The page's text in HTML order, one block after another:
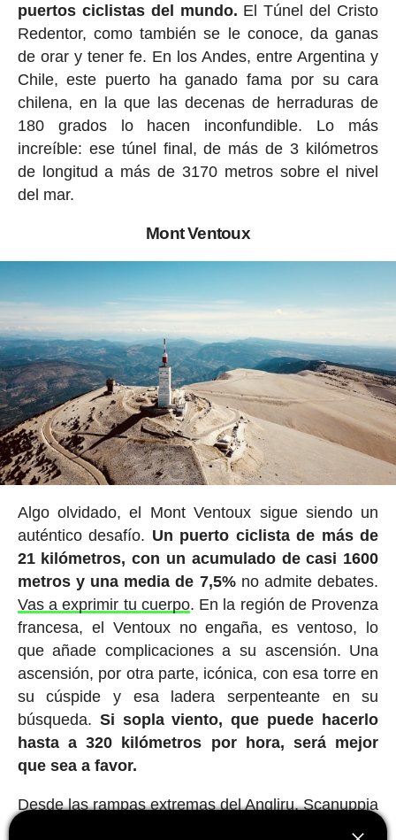
puertos ciclistas del mundo. El Túnel del Cristo
Redentor, como también se le conoce, da ganas
de orar y tener fe. En los Andes, entre Argentina y
Chile, este puerto ha ganado fama por su cara
chilena, en la que las decenas de herraduras de
180 grados lo hacen inconfundible. Lo más
increíble: ese túnel final, de más de 3 kilómetros
de longitud a más de 3170 metros sobre el nivel
del mar.
Mont Ventoux
Algo olvidado, el Mont Ventoux sigue siendo un
auténtico desafío. Un puerto ciclista de más de
21 kilómetros, con un acumulado de casi 1600
metros y una media de 7,5%no admite debates.
Vas a exprimir tu cuerpo. En la región de Provenza
francesa, el Ventoux no engaña, es ventoso, lo
que añade complicaciones a su ascensión. Una
ascensión, por otra parte, icónica, con esa torre en
su cúspide y esa ladera serpenteante en su
búsqueda. Si sopla viento, que puede hacerlo
hasta a 320 kilómetros por hora, será mejor
que sea a favor.
Desde las rampas extremas del Angliru, Scanuppia